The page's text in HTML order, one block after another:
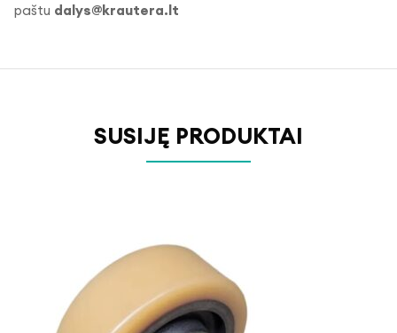
paštu dalys@krautera.lt
SUSIJĘ PRODUKTAI